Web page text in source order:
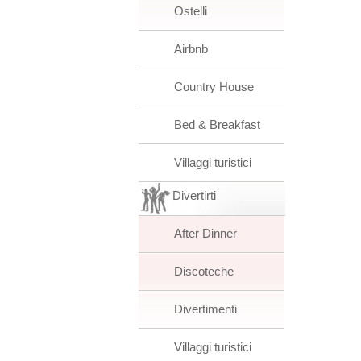
Ostelli
Airbnb
Country House
Bed & Breakfast
Villaggi turistici
Divertirti
After Dinner
Discoteche
Divertimenti
Villaggi turistici